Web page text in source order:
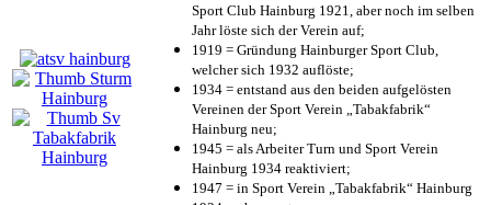
Sport Club Hainburg 1921, aber noch im selben
Jahr löste sich der Verein auf;
1919 = Gründung Hainburger Sport Club,
welcher sich 1932 auflöste;
1934 = entstand aus den beiden aufgelösten
Vereinen der Sport Verein „Tabakfabrik“
Hainburg neu;
1945 = als Arbeiter Turn und Sport Verein
Hainburg 1934 reaktiviert;
1947 = in Sport Verein „Tabakfabrik“ Hainburg